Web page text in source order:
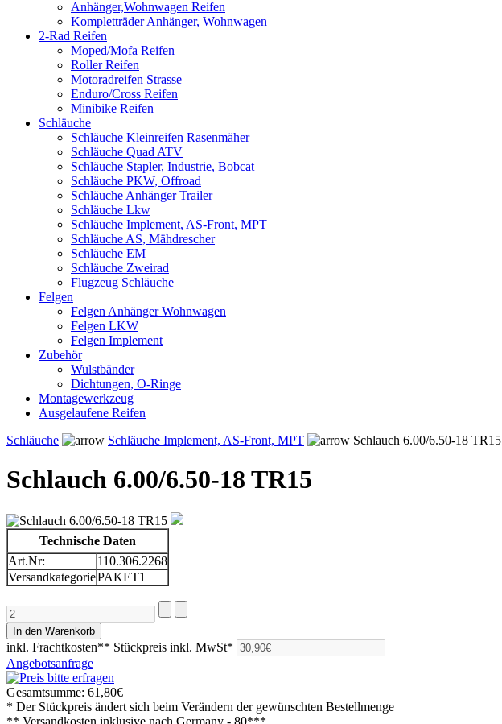
Anhänger,Wohnwagen Reifen
Kompletträder Anhänger, Wohnwagen
2-Rad Reifen
Moped/Mofa Reifen
Roller Reifen
Motoradreifen Strasse
Enduro/Cross Reifen
Minibike Reifen
Schläuche
Schläuche Kleinreifen Rasenmäher
Schläuche Quad ATV
Schläuche Stapler, Industrie, Bobcat
Schläuche PKW, Offroad
Schläuche Anhänger Trailer
Schläuche Lkw
Schläuche Implement, AS-Front, MPT
Schläuche AS, Mähdrescher
Schläuche EM
Schläuche Zweirad
Flugzeug Schläuche
Felgen
Felgen Anhänger Wohnwagen
Felgen LKW
Felgen Implement
Zubehör
Wulstbänder
Dichtungen, O-Ringe
Montagewerkzeug
Ausgelaufene Reifen
Schläuche
Schläuche Implement, AS-Front, MPT Schlauch 6.00/6.50-18 TR15
Schlauch 6.00/6.50-18 TR15
Technische Daten
Art.Nr:
110.306.2268
VersandkategoriePAKET1
inkl. Frachtkosten** Stückpreis inkl. MwSt*
Angebotsanfrage
Gesamtsumme: 61,80€
* Der Stückpreis ändert sich beim Verändern der gewünschten Bestellmenge
** Versandkosten inklusive nach Germany - 80***